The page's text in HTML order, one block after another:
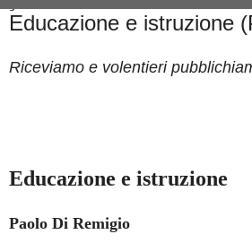
Educazione e istruzione
Riceviamo e volentieri
Educazione e istruzione
Paolo Di Remigio